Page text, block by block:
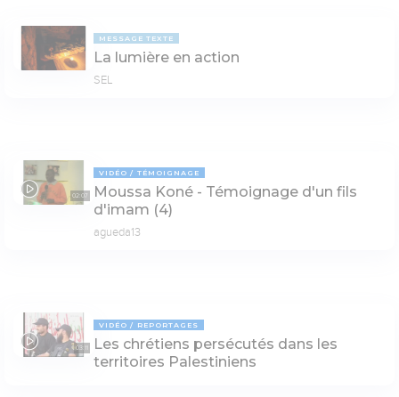
MESSAGE TEXTE
La lumière en action
SEL
02:07
VIDÉO TÉMOIGNAGE
Moussa Koné - Témoignage d'un fils
d'imam (4)
agueda13
03:11
VIDÉO REPORTAGES
Les chrétiens persécutés dans les
territoires Palestiniens